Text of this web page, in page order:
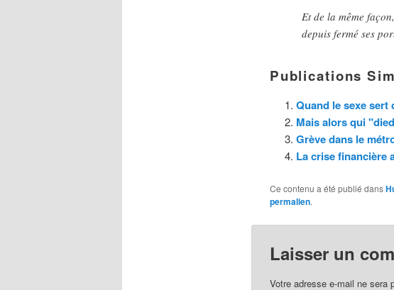
Et de la même
depuis fermé ses
Publications
Quand le sexe sert
Mais alors qui
Grève dans le
La crise financière
Ce contenu a été publié dans
permalien.
Laisser un
Votre adresse e-mail ne sera